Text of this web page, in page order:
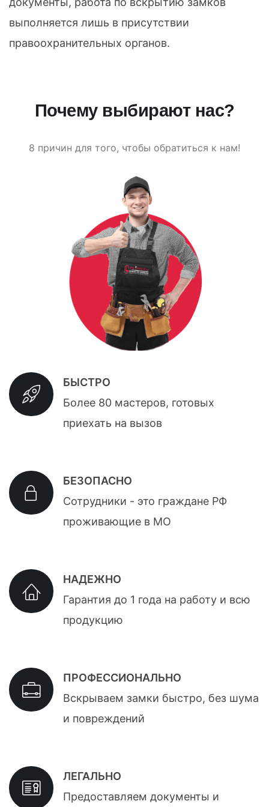
выполняется лишь в присутствии
правоохранительных органов.
Почему выбирают нас?
8 причин для того, чтобы обратиться к нам!
БЫСТРО
Более 80 мастеров, готовых
приехать на вызов
БЕЗОПАСНО
Сотрудники - это граждане РФ
проживающие в МО
НАДЕЖНО
Гарантия до 1 года на работу и всю
продукцию
ПРОФЕССИОНАЛЬНО
Вскрываем замки быстро, без шума
и повреждений
ЛЕГАЛЬНО
Предоставляем документы и